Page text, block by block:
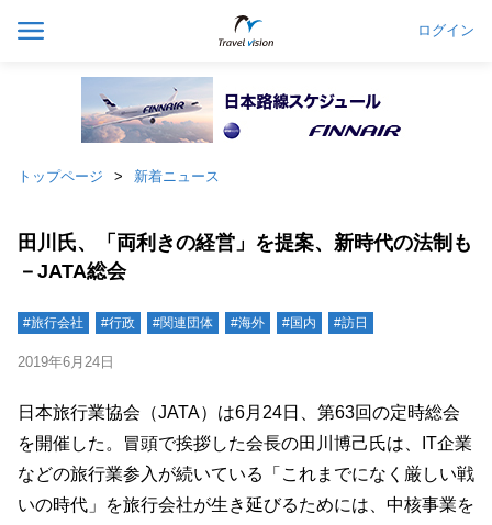
ログイン
トップページ 新着ニュース
田川氏、「両利きの経営」を提案、新時代の法制も
－JATA総会
#旅行会社 #行政 #関連団体 #海外 #国内 #訪日
2019年6月24日
日本旅行業協会（JATA）は6月24日、第63回の定時総会
を開催した。冒頭で挨拶した会長の田川博己氏は、IT企業
などの旅行業参入が続いている「これまでになく厳しい戦
いの時代」を旅行会社が生き延びるためには、中核事業を